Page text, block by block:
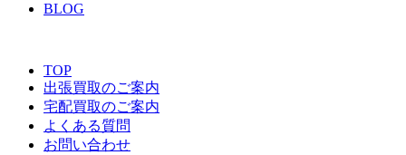
BLOG
TOP
出張買取のご案内
宅配買取のご案内
よくある質問
お問い合わせ